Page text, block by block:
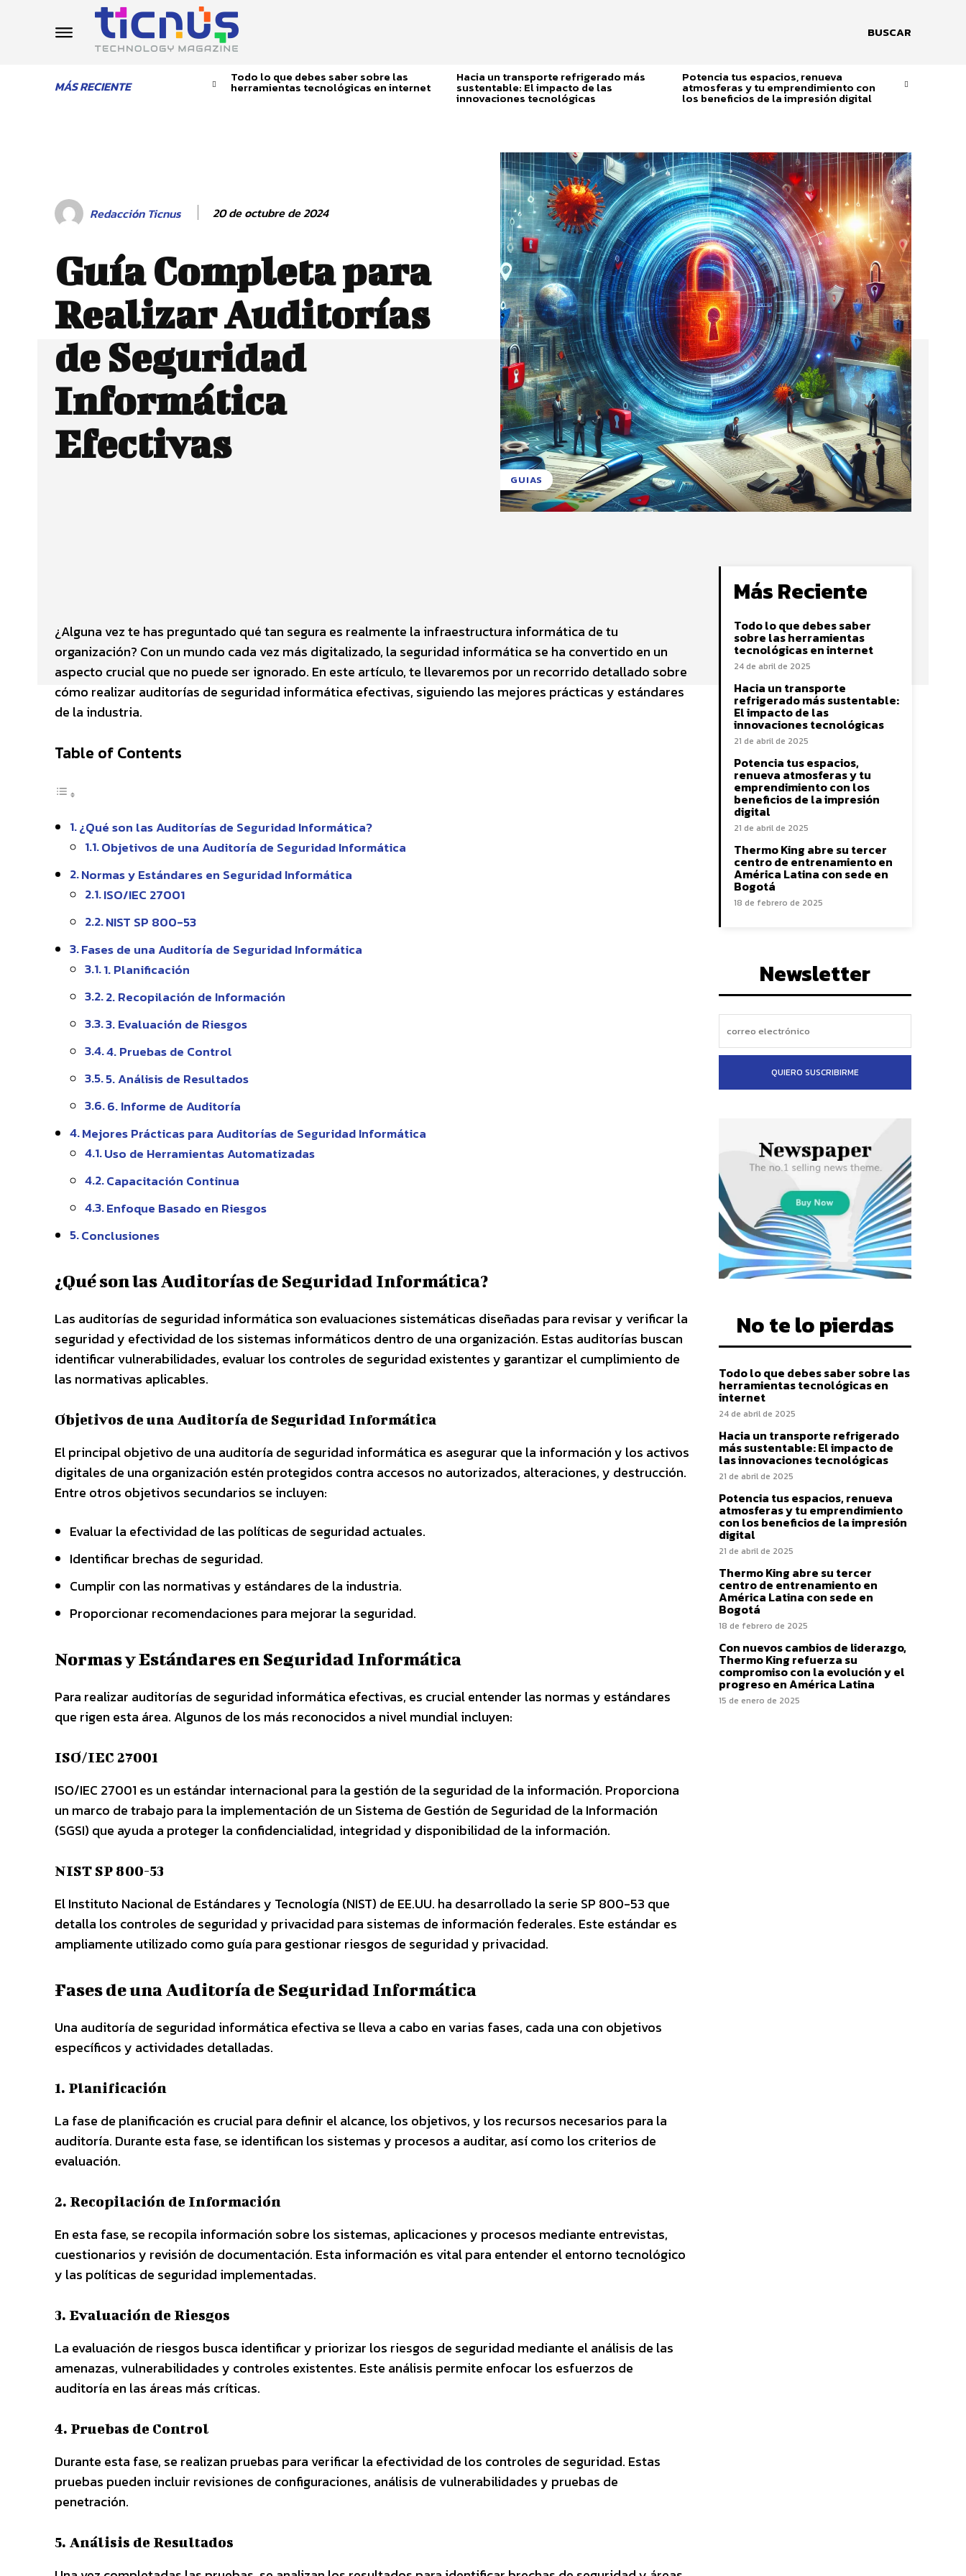
BUSCAR
MÁS RECIENTE
Todo lo que debes saber sobre las
herramientas tecnológicas en internet
Hacia un transporte refrigerado más
sustentable: El impacto de las
innovaciones tecnológicas
Potencia tus espacios, renueva
atmosferas y tu emprendimiento con
los beneficios de la impresión digital
Redacción Ticnus 20 de octubre de 2024
Guía Completa para
Realizar Auditorías
de Seguridad
Informática
Efectivas
GUIAS
¿Alguna vez te has preguntado qué tan segura es realmente la infraestructura informática de tu
organización? Con un mundo cada vez más digitalizado, la seguridad informática se ha convertido en un
aspecto crucial que no puede ser ignorado. En este artículo, te llevaremos por un recorrido detallado sobre
cómo realizar auditorías de seguridad informática efectivas, siguiendo las mejores prácticas y estándares
de la industria.
Table of Contents
¿Qué son las Auditorías de Seguridad Informática?
Objetivos de una Auditoría de Seguridad Informática
Normas y Estándares en Seguridad Informática
ISO/IEC 27001
NIST SP 800-53
Fases de una Auditoría de Seguridad Informática
1. Planificación
2. Recopilación de Información
3. Evaluación de Riesgos
4. Pruebas de Control
5. Análisis de Resultados
6. Informe de Auditoría
Mejores Prácticas para Auditorías de Seguridad Informática
Uso de Herramientas Automatizadas
Capacitación Continua
Enfoque Basado en Riesgos
Conclusiones
¿Qué son las Auditorías de Seguridad Informática?
Las auditorías de seguridad informática son evaluaciones sistemáticas diseñadas para revisar y verificar la
seguridad y efectividad de los sistemas informáticos dentro de una organización. Estas auditorías buscan
identificar vulnerabilidades, evaluar los controles de seguridad existentes y garantizar el cumplimiento de
las normativas aplicables.
Objetivos de una Auditoría de Seguridad Informática
El principal objetivo de una auditoría de seguridad informática es asegurar que la información y los activos
digitales de una organización estén protegidos contra accesos no autorizados, alteraciones, y destrucción.
Entre otros objetivos secundarios se incluyen:
Evaluar la efectividad de las políticas de seguridad actuales.
Identificar brechas de seguridad.
Cumplir con las normativas y estándares de la industria.
Proporcionar recomendaciones para mejorar la seguridad.
Normas y Estándares en Seguridad Informática
Para realizar auditorías de seguridad informática efectivas, es crucial entender las normas y estándares
que rigen esta área. Algunos de los más reconocidos a nivel mundial incluyen:
ISO/IEC 27001
ISO/IEC 27001 es un estándar internacional para la gestión de la seguridad de la información. Proporciona
un marco de trabajo para la implementación de un Sistema de Gestión de Seguridad de la Información
(SGSI) que ayuda a proteger la confidencialidad, integridad y disponibilidad de la información.
NIST SP 800-53
El Instituto Nacional de Estándares y Tecnología (NIST) de EE.UU. ha desarrollado la serie SP 800-53 que
detalla los controles de seguridad y privacidad para sistemas de información federales. Este estándar es
ampliamente utilizado como guía para gestionar riesgos de seguridad y privacidad.
Fases de una Auditoría de Seguridad Informática
Una auditoría de seguridad informática efectiva se lleva a cabo en varias fases, cada una con objetivos
específicos y actividades detalladas.
1. Planificación
La fase de planificación es crucial para definir el alcance, los objetivos, y los recursos necesarios para la
auditoría. Durante esta fase, se identifican los sistemas y procesos a auditar, así como los criterios de
evaluación.
2. Recopilación de Información
En esta fase, se recopila información sobre los sistemas, aplicaciones y procesos mediante entrevistas,
cuestionarios y revisión de documentación. Esta información es vital para entender el entorno tecnológico
y las políticas de seguridad implementadas.
3. Evaluación de Riesgos
La evaluación de riesgos busca identificar y priorizar los riesgos de seguridad mediante el análisis de las
amenazas, vulnerabilidades y controles existentes. Este análisis permite enfocar los esfuerzos de
auditoría en las áreas más críticas.
4. Pruebas de Control
Durante esta fase, se realizan pruebas para verificar la efectividad de los controles de seguridad. Estas
pruebas pueden incluir revisiones de configuraciones, análisis de vulnerabilidades y pruebas de
penetración.
5. Análisis de Resultados
Más Reciente
Todo lo que debes saber
sobre las herramientas
tecnológicas en internet
24 de abril de 2025
Hacia un transporte
refrigerado más sustentable:
El impacto de las
innovaciones tecnológicas
21 de abril de 2025
Potencia tus espacios,
renueva atmosferas y tu
emprendimiento con los
beneficios de la impresión
digital
21 de abril de 2025
Thermo King abre su tercer
centro de entrenamiento en
América Latina con sede en
Bogotá
18 de febrero de 2025
Newsletter
QUIERO SUSCRIBIRME
No te lo pierdas
Todo lo que debes saber sobre las
herramientas tecnológicas en
internet
24 de abril de 2025
Hacia un transporte refrigerado
más sustentable: El impacto de
las innovaciones tecnológicas
21 de abril de 2025
Potencia tus espacios, renueva
atmosferas y tu emprendimiento
con los beneficios de la impresión
digital
21 de abril de 2025
Thermo King abre su tercer
centro de entrenamiento en
América Latina con sede en
Bogotá
18 de febrero de 2025
Con nuevos cambios de liderazgo,
Thermo King refuerza su
compromiso con la evolución y el
progreso en América Latina
15 de enero de 2025